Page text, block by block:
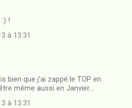
!
à 13:31
bien que j'ai zappé le TOP en
même aussi en Janvier...
à 13:31